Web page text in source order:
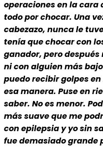
operaciones en la
todo por chocar. Una
cabezazo, nunca le
tenía que chocar con
ganador, pero
ni con alguien más
puedo recibir golpes
esa manera. Puse en
saber. No es menor.
más suave que me
con epilepsia y yo sin
fue demasiado grande